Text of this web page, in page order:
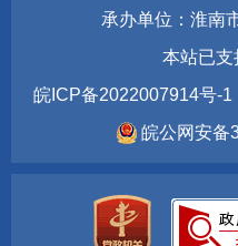
承办单位：淮南
本站已支
皖ICP备2022007914号-1
皖公网安备